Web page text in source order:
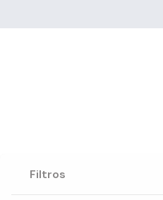
Filtros